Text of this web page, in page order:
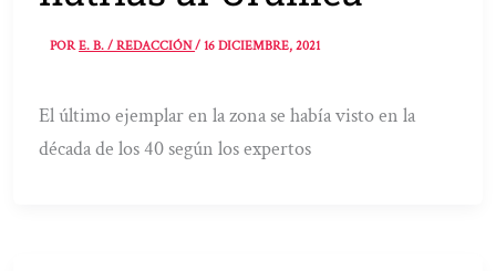
PORE. B. / REDACCIÓN/16 DICIEMBRE, 2021
El último ejemplar en la zona se había visto en la
década de los 40 según los expertos